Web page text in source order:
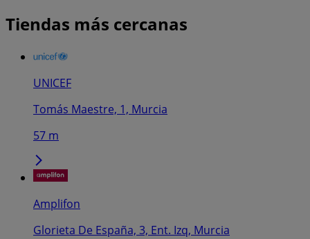
Tiendas más cercanas
UNICEF
Tomás Maestre, 1, Murcia
57 m
Amplifon
Glorieta De España, 3, Ent. Izq, Murcia